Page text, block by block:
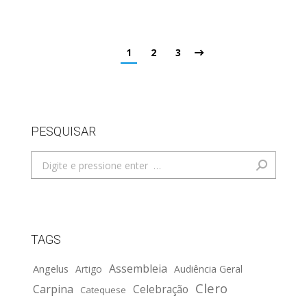
1 2 3
PESQUISAR
Search:
TAGS
Angelus Artigo Assembleia Audiência Geral
Carpina Catequese Celebração Clero